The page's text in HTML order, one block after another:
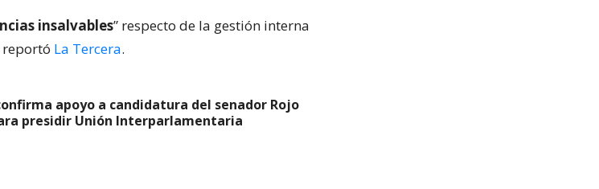
insalvables” respecto de la gestión interna
La Tercera.
apoyo a candidatura del senador Rojo
presidir Unión Interparlamentaria